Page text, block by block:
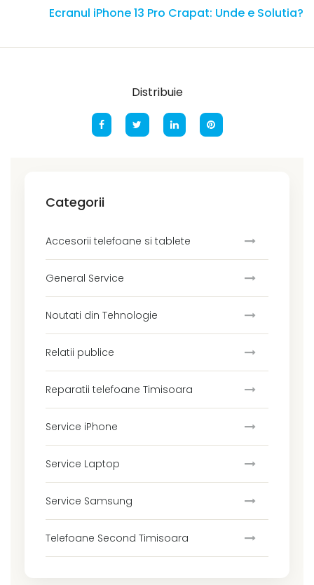
Ecranul iPhone 13 Pro Crapat: Unde e Solutia?
Distribuie
Categorii
Accesorii telefoane si tablete
General Service
Noutati din Tehnologie
Relatii publice
Reparatii telefoane Timisoara
Service iPhone
Service Laptop
Service Samsung
Telefoane Second Timisoara